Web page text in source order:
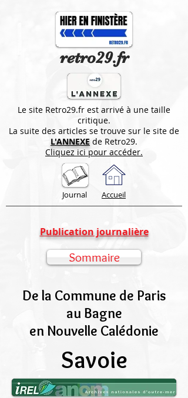
retro29.fr
Le site Retro29.fr est arrivé à une taille
critique.
La suite des articles se trouve sur le site de
L'ANNEXE de Retro29.
Cliquez ici pour accéder.
Journal Accueil
Publication journalière
De la Commune de Paris
au Bagne
en Nouvelle Calédonie
Savoie
Sommaire